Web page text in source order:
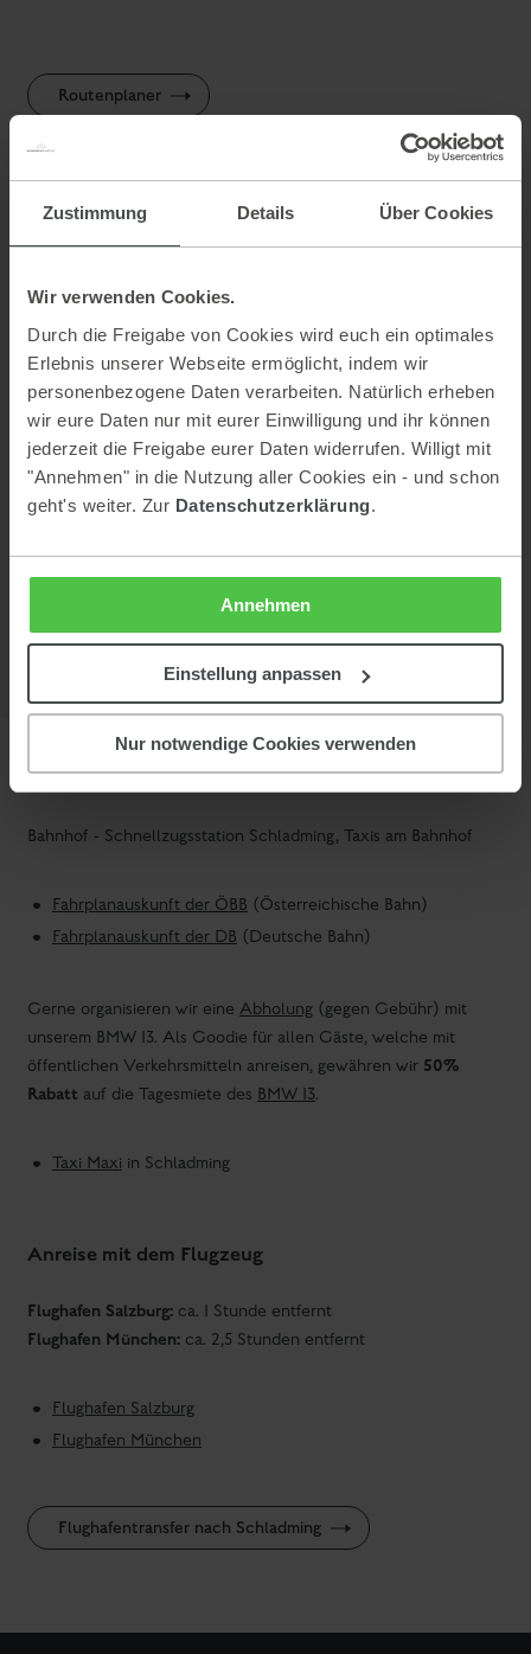
Zustimmung Details Über Cookies
Wir verwenden Cookies.
Durch die Freigabe von Cookies wird euch ein optimales
Erlebnis unserer Webseite ermöglicht, indem wir
personenbezogene Daten verarbeiten. Natürlich erheben
wir eure Daten nur mit eurer Einwilligung und ihr können
jederzeit die Freigabe eurer Daten widerrufen. Willigt mit
"Annehmen" in die Nutzung aller Cookies ein - und schon
geht's weiter. Zur Datenschutzerklärung.
Annehmen
Einstellung anpassen
Nur notwendige Cookies verwenden
Routenplaner
anfallen.
Warnwestenpflicht für alle mitfahrenden Personen im Auto!
In Österreich besteht Vignettenpflicht auf allen
Autobahnen. Vignetten sind an Rast- und Tankstellen
erhältlich.
Nützliche Links:
Anreise mit der Bahn
Bahnhof - Schnellzugsstation Schladming, Taxis am Bahnhof
Fahrplanauskunft der ÖBB (Österreichische Bahn)
Fahrplanauskunft der DB (Deutsche Bahn)
Gerne organisieren wir eine Abholung (gegen Gebühr) mit
unserem BMW I3. Als Goodie für allen Gäste, welche mit
öffentlichen Verkehrsmitteln anreisen, gewähren wir 50%
Rabatt auf die Tagesmiete des BMW I3.
Taxi Maxi in Schladming
Anreise mit dem Flugzeug
Flughafen Salzburg: ca. 1 Stunde entfernt
Flughafen München: ca. 2,5 Stunden entfernt
Flughafen Salzburg
Flughafen München
Flughafentransfer nach Schladming